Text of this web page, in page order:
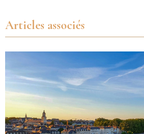
Articles associés